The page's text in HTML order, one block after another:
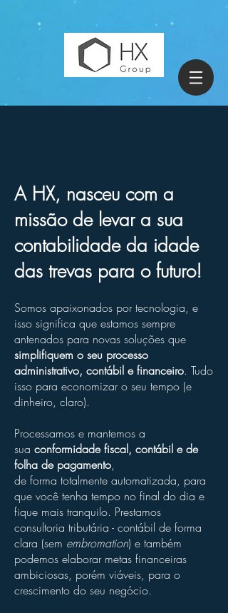
A HX, nasceu com a
missão de levar a sua
contabilidade da idade
das trevas para o futuro!
Somos apaixonados portecnologia, e
isso significa que estamos sempre
antenados para novas soluções que
simplifiquem o seu processo
administrativo, contábil e financeiro. Tudo
isso para economizar o seu tempo (e
dinheiro, claro).
Processamos e mantemos a
sua conformidade fiscal, contábil e de
folha de pagamento,
de forma totalmente automatizada, para
que você tenha tempo no final do dia e
fique mais tranquilo. Prestamos
consultoria tributária - contábil de forma
clara (sem embromation) e também
podemos elaborar metas financeiras
ambiciosas, porém viáveis, para o
crescimento do seu negócio.